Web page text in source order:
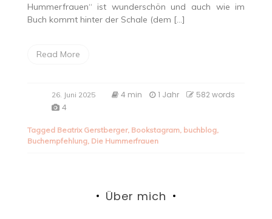
Hummerfrauen“ ist wunderschön und auch wie im
Buch kommt hinter der Schale (dem […]
Read More
26. Juni 2025 4 min 1 Jahr
582 words
4
Tagged Beatrix Gerstberger, Bookstagram, buchblog,
Buchempfehlung, Die Hummerfrauen
Über mich